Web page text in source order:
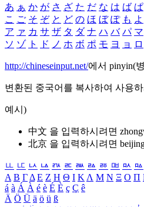
あ ぁ か が さ ざ た だ な は ば ぱ
こ ご そ ぞ と ど の ほ ぼ ぽ も よ
ア ァ カ サ ザ タ ダ ナ ハ バ パ マ
ソ ゾ ト ド ノ ホ ボ ポ モ ヨ ョ ロ
http://chineseinput.net/에서 pinyin(
변환된 중국어를 복사하여 사용
예시)
中文 을 입력하시려면
北京 을 입력하시려면
ㅥ ㅦ ㅧ ㅨ ㅩ ㅪ ㅫ ㅬ ㅭ ㅮ ㅯ ㅰ
Α Β ΓΔ Ε Ζ Η Θ Ι ΚΛ Μ Ν Ξ Ο Π
á à Á À é è É È ç Ç ê
Ä Ö Ü ä ö ü ß